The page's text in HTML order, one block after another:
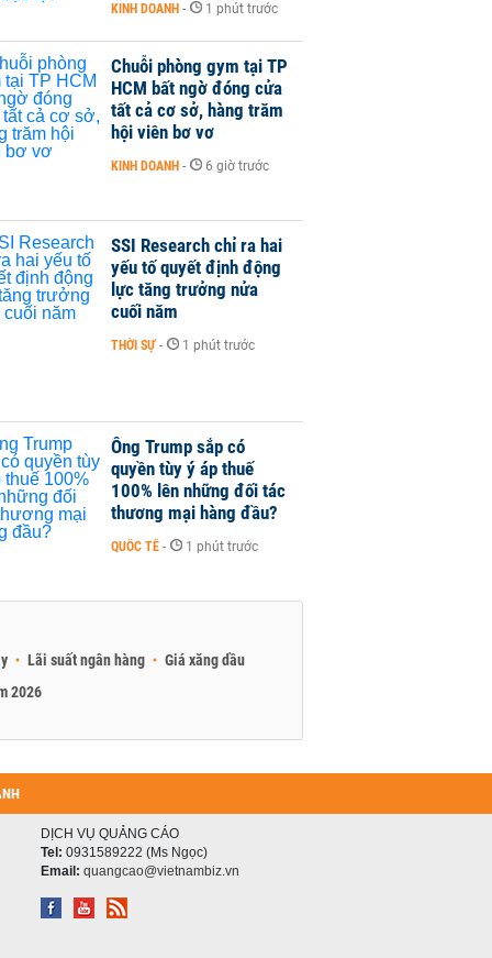
KINH DOANH - 1 phút trước
Chuỗi phòng gym tại TP
HCM bất ngờ đóng cửa
tất cả cơ sở, hàng trăm
hội viên bơ vơ
KINH DOANH - 6 giờ trước
SSI Research chỉ ra hai
yếu tố quyết định động
lực tăng trưởng nửa
cuối năm
THỜI SỰ - 1 phút trước
Ông Trump sắp có
quyền tùy ý áp thuế
100% lên những đối tác
thương mại hàng đầu?
QUỐC TẾ - 1 phút trước
Lãi suất ngân hàng
Giá xăng dầu
2026
DỊCH VỤ QUẢNG CÁO
Tel: 0931589222 (Ms Ngọc)
Email: quangcao@vietnambiz.vn